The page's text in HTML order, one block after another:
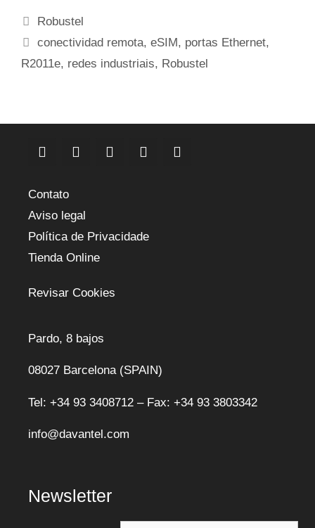
Categorias
Robustel
Etiquetas
conectividad remota,eSIM, portas Ethernet,
R2011e, redes industriais, Robustel
Contato
Aviso legal
Política de Privacidade
Tienda Online
Revisar Cookies
Pardo, 8 bajos
08027 Barcelona (SPAIN)
Tel: +34 93 3408712 – Fax: +34 93 3803342
info@davantel.com
Newsletter